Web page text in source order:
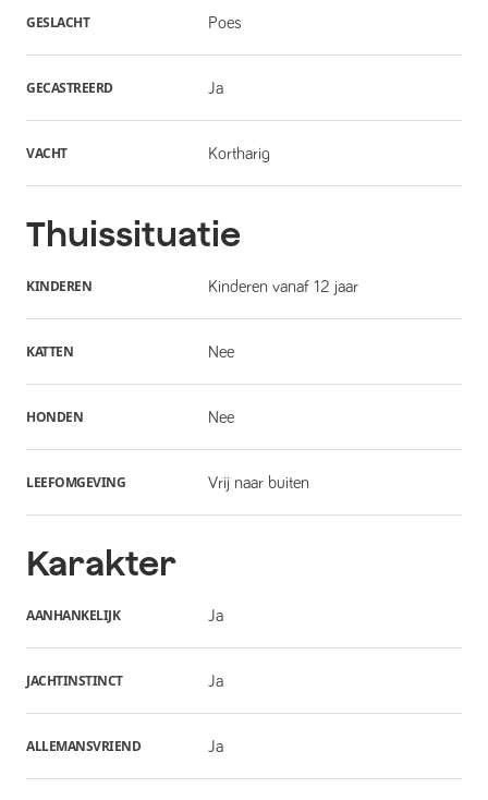
GESLACHT Poes
GECASTREERD Ja
VACHT Kortharig
Thuissituatie
KINDEREN Kinderen vanaf 12 jaar
KATTEN Nee
HONDEN Nee
LEEFOMGEVING Vrij naar buiten
Karakter
AANHANKELIJK Ja
JACHTINSTINCT Ja
ALLEMANSVRIEND Ja